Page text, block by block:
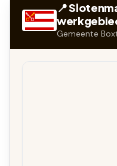
📍
Gemeente